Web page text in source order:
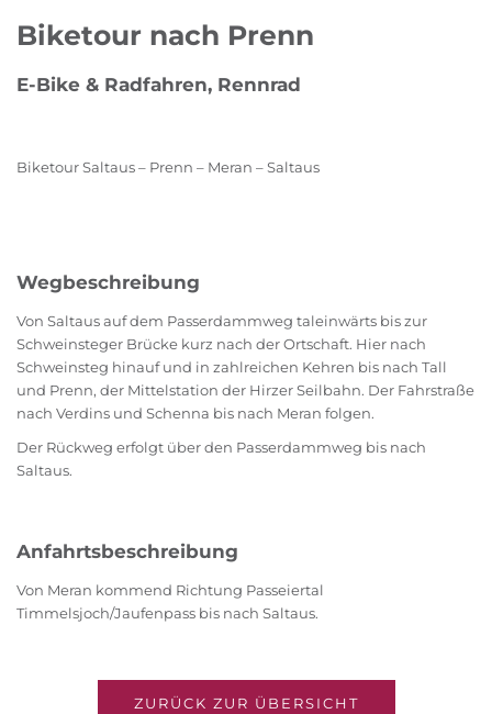
Biketour nach Prenn
E-Bike & Radfahren, Rennrad
Biketour Saltaus – Prenn – Meran – Saltaus
Wegbeschreibung
Von Saltaus auf dem Passerdammweg taleinwärts bis zur
Schweinsteger Brücke kurz nach der Ortschaft. Hier nach
Schweinsteg hinauf und in zahlreichen Kehren bis nach Tall
und Prenn, der Mittelstation der Hirzer Seilbahn. Der Fahrstraße
nach Verdins und Schenna bis nach Meran folgen.
Der Rückweg erfolgt über den Passerdammweg bis nach
Saltaus.
Anfahrtsbeschreibung
Von Meran kommend Richtung Passeiertal
Timmelsjoch/Jaufenpass bis nach Saltaus.
ZURÜCK ZUR ÜBERSICHT